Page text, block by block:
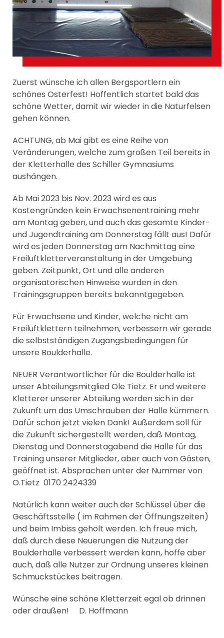
Zuerst wünsche ich allen Bergsportlern ein
schönes Osterfest! Hoffentlich startet bald das
schöne Wetter, damit wir wieder in die Naturfelsen
gehen können.
ACHTUNG, ab Mai gibt es eine Reihe von
Veränderungen, welche zum großen Teil bereits in
der Kletterhalle des Schiller Gymnasiums
aushängen.
Ab Mai 2023 bis Nov. 2023 wird es aus
Kostengründen kein Erwachsenentraining mehr
am Montag geben, und auch das gesamte Kinder-
und Jugendtraining am Donnerstag fällt aus! Dafür
wird es jeden Donnerstag am Nachmittag eine
Freiluftkletterveranstaltung in der Umgebung
geben. Zeitpunkt, Ort und alle anderen
organisatorischen Hinweise wurden in den
Trainingsgruppen bereits bekanntgegeben.
Für Erwachsene und Kinder, welche nicht am
Freiluftklettern teilnehmen, verbessern wir gerade
die selbstständigen Zugangsbedingungen für
unsere Boulderhalle.
NEUER Verantwortlicher für die Boulderhalle ist
unser Abteilungsmitglied Ole Tietz. Er und weitere
Kletterer unserer Abteilung werden sich in der
Zukunft um das Umschrauben der Halle kümmern.
Dafür schon jetzt vielen Dank! Außerdem soll für
die Zukunft sichergestellt werden, daß Montag,
Dienstag und Donnerstagabend die Halle für das
Training unserer Mitglieder, aber auch von Gästen,
geöffnet ist. Absprachen unter der Nummer von
O.Tietz 0170 2424339
Natürlich kann weiter auch der Schlüssel über die
Geschäftsstelle ( im Rahmen der Öffnungszeiten)
und beim Imbiss geholt werden. Ich freue mich,
daß durch diese Neuerungen die Nutzung der
Boulderhalle verbessert werden kann, hoffe aber
auch, daß alle Nutzer zur Ordnung unseres kleinen
Schmuckstückes beitragen.
Wünsche eine schöne Kletterzeit egal ob drinnen
oder draußen! D. Hoffmann